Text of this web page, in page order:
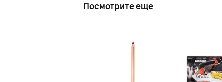
Посмотрите еще